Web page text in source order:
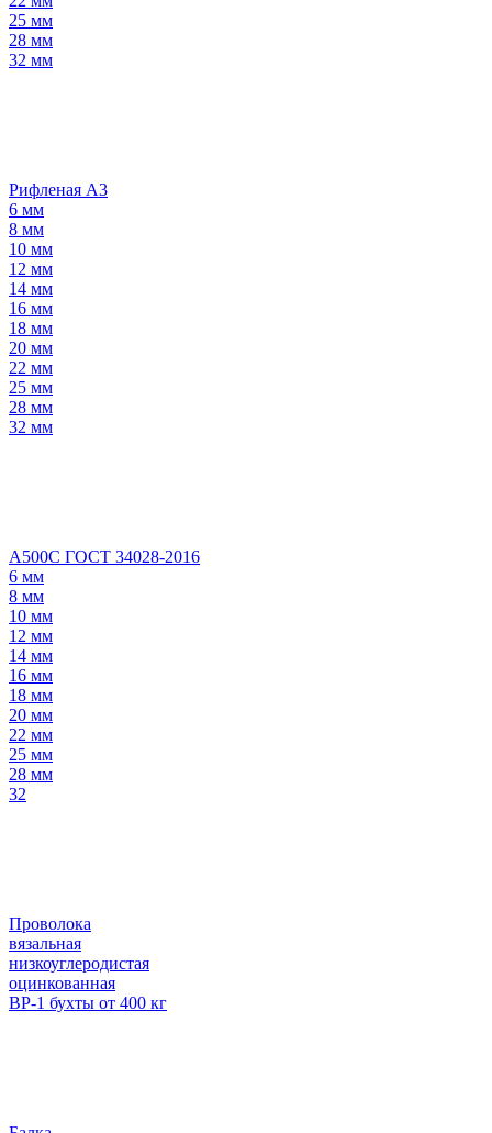
25 мм
28 мм
32 мм
Рифленая А3
6 мм
8 мм
10 мм
12 мм
14 мм
16 мм
18 мм
20 мм
22 мм
25 мм
28 мм
32 мм
А500С ГОСТ 34028-2016
6 мм
8 мм
10 мм
12 мм
14 мм
16 мм
18 мм
20 мм
22 мм
25 мм
28 мм
32
Проволока
вязальная
низкоуглеродистая
оцинкованная
ВР-1 бухты от 400 кг